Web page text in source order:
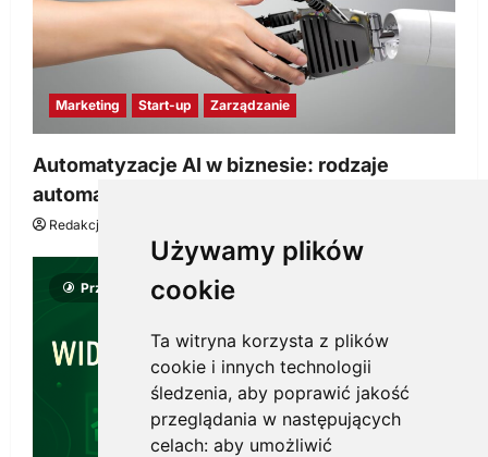
Używamy plików
cookie
Ta witryna korzysta z plików
cookie i innych technologii
śledzenia, aby poprawić jakość
przeglądania w następujących
celach: aby umożliwić
Marketing Start-up Zarządzanie
Automatyzacje AI w biznesie: rodzaje
automatyzacji i korzyści dla Twojej firmy
Redakcja KnowMore.pl
Przeczytano 8 minut